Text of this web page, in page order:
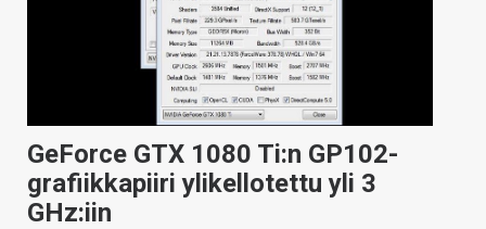
GeForce GTX 1080 Ti:n GP102-
grafiikkapiiri ylikellotettu yli 3
GHz:iin